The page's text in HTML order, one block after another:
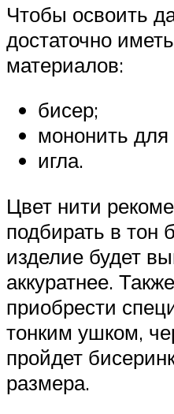
Чтобы освоить
достаточно
материалов:
бисер;
мононить для
игла.
Цвет нити
подбирать в тон
изделие будет
аккуратнее.
приобрести
тонким ушком,
пройдет
размера.